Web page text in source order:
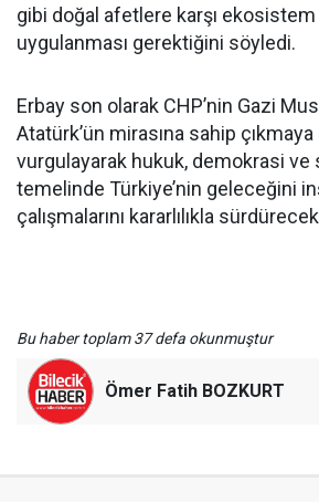
gibi doğal afetlere karşı ekosistem
uygulanması gerektiğini söyledi.
Erbay son olarak CHP’nin Gazi
Atatürk’ün mirasına sahip
vurgulayarak hukuk, demokrasi ve
temelinde Türkiye’nin geleceğini
çalışmalarını kararlılıkla
Bu haber toplam 37 defa okunmuştur
Ömer Fatih BOZKURT